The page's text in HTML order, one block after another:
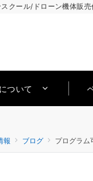
クール/ドローン機体販
ついて
報 ブログ プログラム